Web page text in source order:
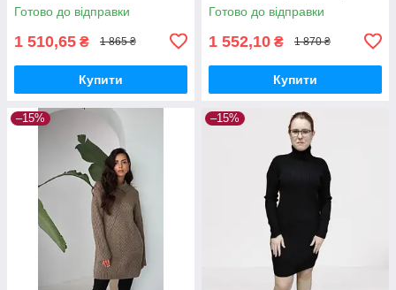
Готово до відправки
1 510,65 ₴ 1 865 ₴
Купити
Готово до відправки
1 552,10 ₴ 1 870 ₴
Купити
–15% –15%